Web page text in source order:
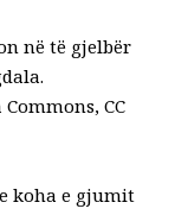
në të gjelbër
CC
koha e gjumit